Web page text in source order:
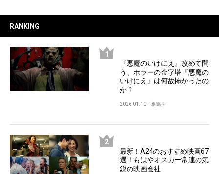
RANKING
『悪魔のいけにえ』改めて問
う、ホラーの金字塔『悪魔の
いけにえ』は何故怖かったの
か？
2026.01.10 相馬学
最新！A24のおすすめ映画67
選！もはやオスカー常連の気
鋭の映画会社